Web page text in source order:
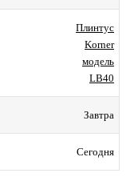
Плинтус
Korner
модель
LB40
Завтра
Сегодня